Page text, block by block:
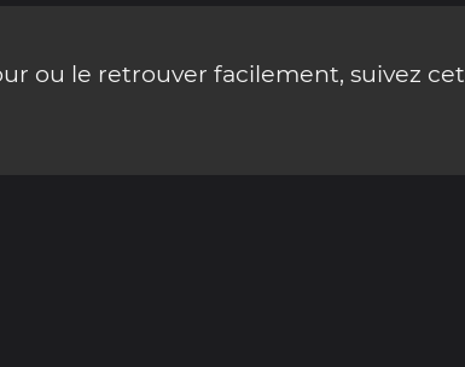
ou le retrouver facilement, suivez cet